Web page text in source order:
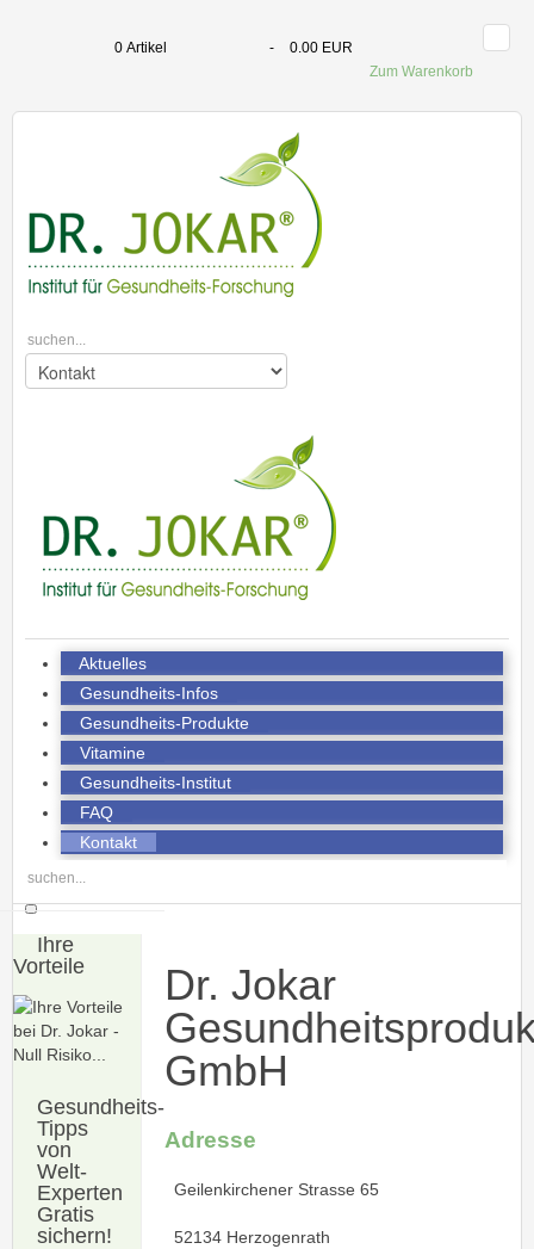
0 Artikel -
0.00 EUR
Zum Warenkorb
Aktuelles
Gesundheits-Infos
Gesundheits-Produkte
Vitamine
Gesundheits-Institut
FAQ
Kontakt
Dr. Jokar
GmbH
Adresse
Geilenkirchener Strasse 65
52134 Herzogenrath
Ihre
Vorteile
Gesundheits-
Tipps
von
Welt-
Experten
Gratis
sichern!